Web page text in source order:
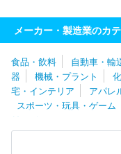
ファーマ株式会社
メーカー・製造業のカ
食品・飲料 自動車・輸
器
機械・プラント
宅・インテリア
アパレ
スポーツ・玩具・ゲーム
材（ゴム・ガラス・セラミ
（その他）
農林・水産